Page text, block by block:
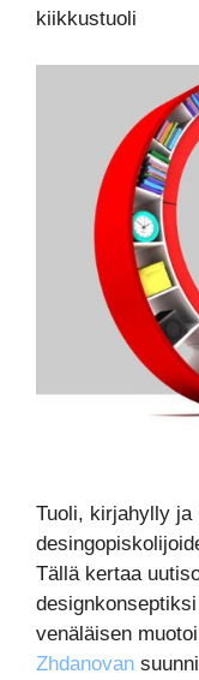
kiikkustuoli
Tuoli, kirjahylly ja
Tällä kertaa
venäläisen
Zhdanovan